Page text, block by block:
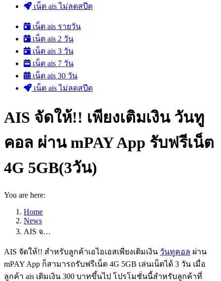
เน็ต ais ไม่ลดสปีด
เน็ต ais รายวัน
เน็ต ais 2 วัน
เน็ต ais 3 วัน
เน็ต ais 7 วัน
เน็ต ais 30 วัน
เน็ต ais ไม่ลดสปีด
AIS จัดให้!! เพียงเติมเงิน วันทู
คอล ผ่าน mPAY App รับฟรีเน็ต
4G 5GB(3วัน)
You are here:
Home
News
AIS จ…
AIS จัดให้!! สำหรับลูกค้าเอไอเอสเพียงเติมเงิน วันทูคอล ผ่าน
mPAY App ก็สามารถรับฟรีเน็ต 4G 5GB เล่นเน็ตได้ 3 วัน เมื่อ
ลูกค้า ais เติมเงิน 300 บาทขึ้นไป โปรโมชั่นนี้สำหรับลูกค้าที่